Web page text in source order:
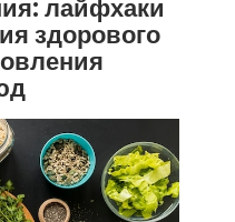
лайфхаки
здорового